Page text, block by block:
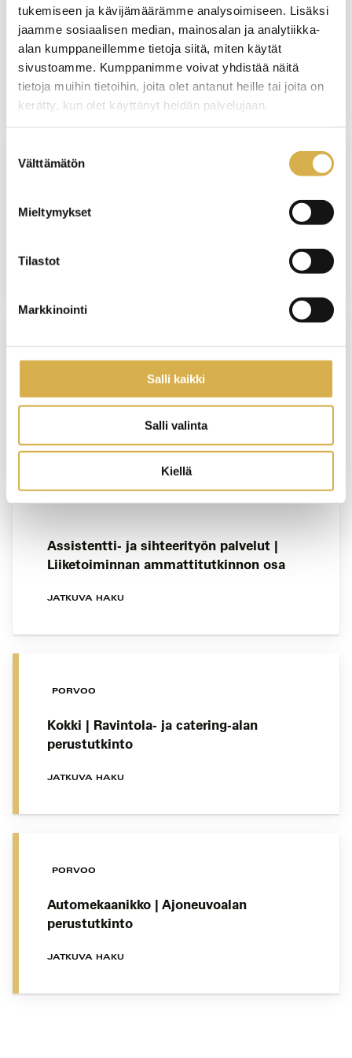
tukemiseen ja kävijämäärämme analysoimiseen. Lisäksi
jaamme sosiaalisen median, mainosalan ja analytiikka-
alan kumppaneillemme tietoja siitä, miten käytät
sivustoamme. Kumppanimme voivat yhdistää näitä
tietoja muihin tietoihin, joita olet antanut heille tai joita on
kerätty, kun olet käyttänyt heidän palvelujaan.
valinta
Välttämätön
Mieltymykset
Tilastot
Markkinointi
Salli kaikki
Salli valinta
Kiellä
VERKKOTOTEUTUS
Tuotekehitystyön erikoisammattitutkinto
JATKUVA HAKU
Hoiva-avustaja | Sosiaali- ja terveysalan
JATKUVA HAKU
Hitsauspätevyydet | Työelämän tarpeisiin
pätevöityneitä hitsaajia
Assistentti- ja sihteerityön palvelut |
Liiketoiminnan ammattitutkinnon osa
JATKUVA HAKU
PORVOO
Kokki | Ravintola- ja catering-alan
perustutkinto
JATKUVA HAKU
PORVOO
Automekaanikko | Ajoneuvoalan
perustutkinto
JATKUVA HAKU